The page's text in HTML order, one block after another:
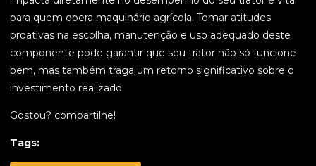
para quem opera maquinário agrícola. Tomar atitudes
proativas na escolha, manutenção e uso adequado deste
componente pode garantir que seu trator não só funcione
bem, mas também traga um retorno significativo sobre o
investimento realizado.
Gostou? compartilhe!
Tags: